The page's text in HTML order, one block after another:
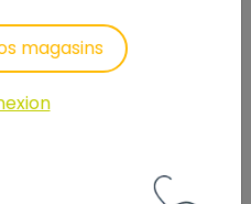
OAT BEIGE
magasins